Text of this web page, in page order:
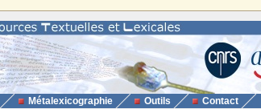
Métalexicographie Outils Contact